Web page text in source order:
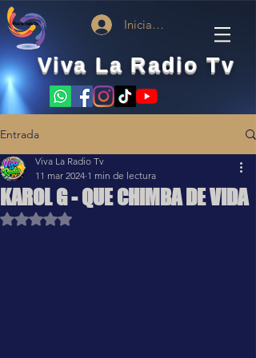
Viva La Radio Tv
Iniciar sesión
Entrada
KAROL G - QUE CHIMBA DE VIDA
Viva La Radio Tv
11 mar 2024 1 min de lectura
Obtuvo NaN de 5 estrellas.